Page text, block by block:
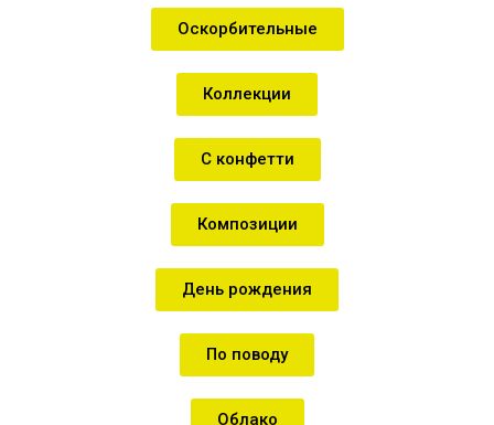
Оскорбительные
Коллекции
С конфетти
Композиции
День рождения
По поводу
Облако